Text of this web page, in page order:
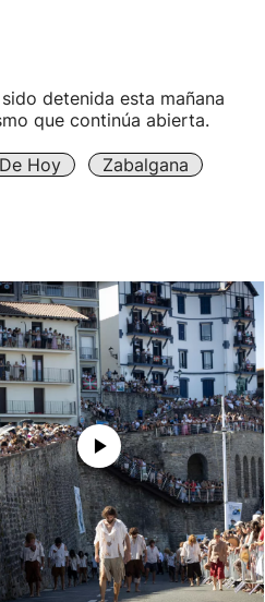
detenida esta mañana
que continúa abierta.
Hoy Zabalgana